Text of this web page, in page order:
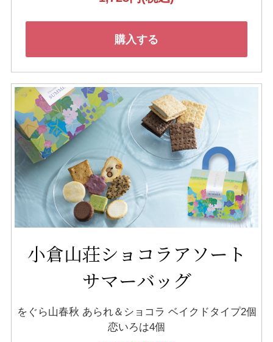
購入する
小倉山荘ショコラアソート
サマーバッグ
をぐら山春秋 あられ＆ショコラ ベイクドタイプ2個
恋いろは4個